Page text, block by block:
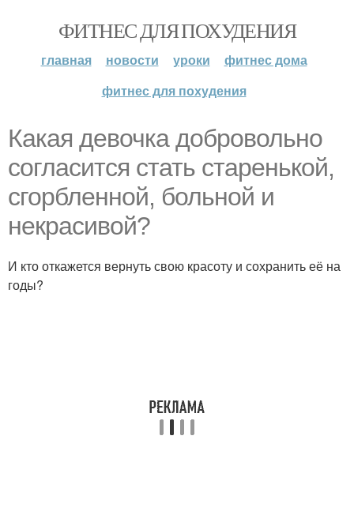
ФИТНЕС ДЛЯ ПОХУДЕНИЯ
главная новости уроки
фитнес дома
фитнес для похудения
Какая девочка добровольно
согласится стать старенькой,
сгорбленной, больной и
некрасивой?
И кто откажется вернуть свою красоту и сохранить её на
годы?